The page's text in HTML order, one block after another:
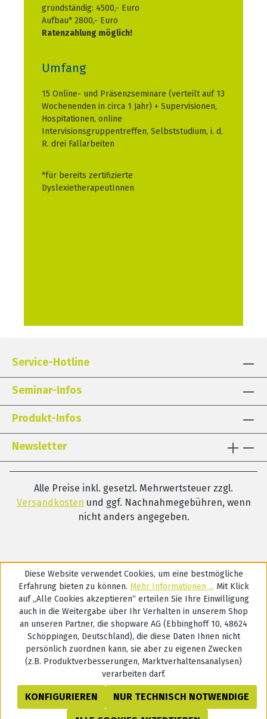
grundständig: 4500,- Euro
Aufbau* 2800,- Euro
Ratenzahlung möglich!
Umfang
15 Online- und Präsenzseminare (verteilt auf 13
Wochenenden in circa 1 Jahr) + Supervisionen,
Hospitationen, online
Intervisionsgruppentreffen, Selbststudium, i. d.
R. drei Fallarbeiten
*für bereits zertifizierte
DyslexietherapeutInnen
Service-Hotline
Seminar-Infos
Produkt-Infos
Newsletter
Alle Preise inkl. gesetzl. Mehrwertsteuer zzgl.
Versandkosten und ggf. Nachnahmegebühren, wenn
nicht anders angegeben.
Diese Website verwendet Cookies, um eine bestmögliche
Erfahrung bieten zu können. Mehr Informationen ... Mit Klick
auf „Alle Cookies akzeptieren“ erteilen Sie Ihre Einwilligung
auch in die Weitergabe über Ihr Verhalten in unserem Shop
an unseren Partner, die shopware AG (Ebbinghoff 10, 48624
Schöppingen, Deutschland), die diese Daten Ihnen nicht
persönlich zuordnen kann, sie aber zu eigenen Zwecken
(z.B. Produktverbesserungen, Marktverhaltensanalysen)
verarbeiten darf.
NUR TECHNISCH NOTWENDIGE
KONFIGURIEREN